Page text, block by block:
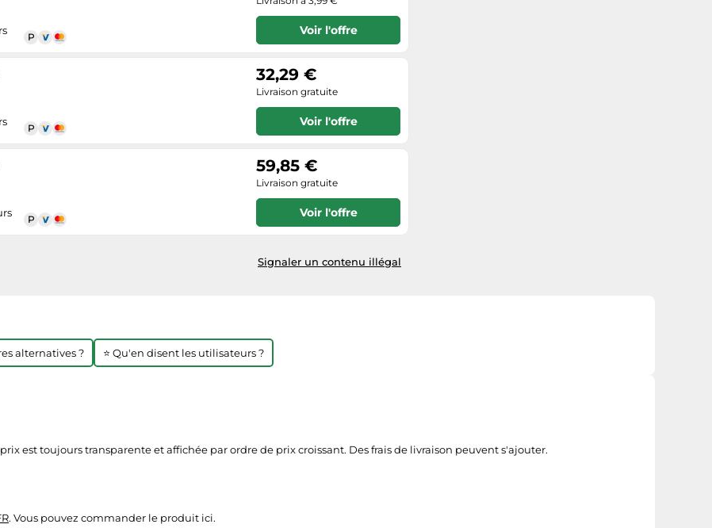
Voir l'offre
32,29 €
Livraison gratuite
Voir l'offre
59,85 €
Livraison gratuite
Voir l'offre
Signaler un contenu illégal
alternatives ? ⭐ Qu'en disent les utilisateurs ?
est toujours transparente et affichée par ordre de prix croissant. Des frais de livraison peuvent s'ajouter.
. Vous pouvez commander le produit ici.